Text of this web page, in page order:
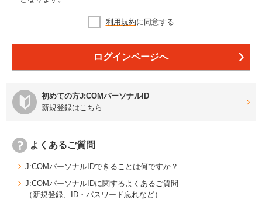
利用規約に同意する
ログインページへ
初めての方J:COMパーソナルID
新規登録はこちら
よくあるご質問
J:COMパーソナルIDできることは何ですか？
J:COMパーソナルIDに関するよくあるご質問
（新規登録、ID・パスワード忘れなど）